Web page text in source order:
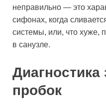
неправильно — это
сифонах, когда
системы, или, что хуже,
в санузле.
Диагностика
пробок